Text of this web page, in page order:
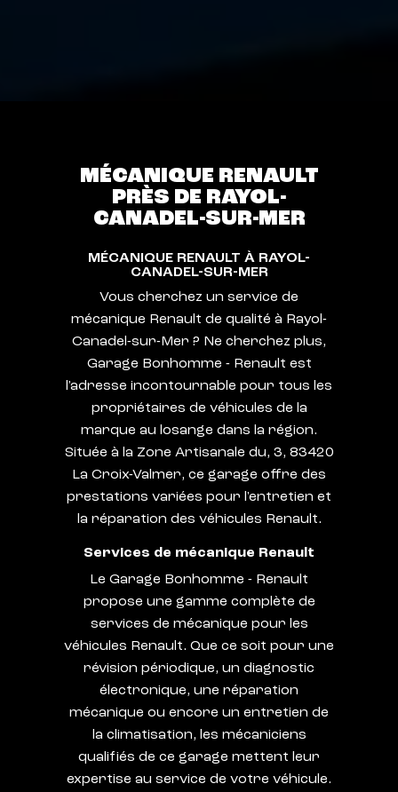
MÉCANIQUE RENAULT
PRÈS DE RAYOL-
CANADEL-SUR-MER
MÉCANIQUE RENAULT À RAYOL-
CANADEL-SUR-MER
Vous cherchez un service de
mécanique Renault de qualité à Rayol-
Canadel-sur-Mer ? Ne cherchez plus,
Garage Bonhomme - Renault est
l'adresse incontournable pour tous les
propriétaires de véhicules de la
marque au losange dans la région.
Située à la Zone Artisanale du, 3, 83420
La Croix-Valmer, ce garage offre des
prestations variées pour l'entretien et
la réparation des véhicules Renault.
Services de mécanique Renault
Le Garage Bonhomme - Renault
propose une gamme complète de
services de mécanique pour les
véhicules Renault. Que ce soit pour une
révision périodique, un diagnostic
électronique, une réparation
mécanique ou encore un entretien de
la climatisation, les mécaniciens
qualifiés de ce garage mettent leur
expertise au service de votre véhicule.